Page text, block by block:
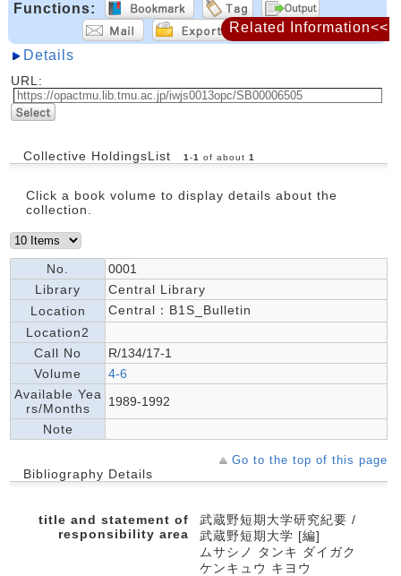
Functions:
Details
URL:
Collective HoldingsList 1 -1 of about 1
Click a book volume to display details about the
collection.
No.
0001
Library
Central Library
Location
Central：B1S_Bulletin
Location2
Call No
R/134/17-1
Volume
4-6
Available Yea
rs/Months
1989-1992
Note
Go to the top of this page
Bibliography Details
title and statement of
responsibility area
武蔵野短期大学研究紀要 /
武蔵野短期大学 [編]
ムサシノ タンキ ダイガク
ケンキュウ キヨウ
Related Information<<